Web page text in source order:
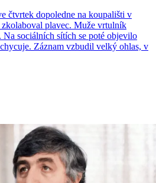
čtvrtek dopoledne na koupališti v
plavec. Muže vrtulník
Na sociálních sítích se poté objevilo
Záznam vzbudil velký ohlas, v